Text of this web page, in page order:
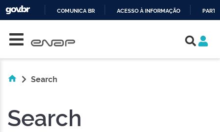
COMUNICA BR ACESSO À INFORMAÇÃO
Search
Search